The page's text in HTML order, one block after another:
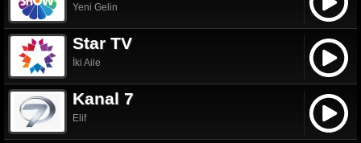
Yeni Gelin
Star TV
İki Aile
Kanal 7
Elif